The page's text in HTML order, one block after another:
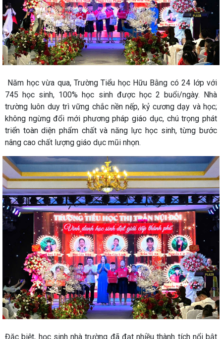
Năm học vừa qua, Trường Tiểu học Hữu Bằng có 24 lớp với
745 học sinh, 100% học sinh được học 2 buổi/ngày. Nhà
trường luôn duy trì vững chắc nền nếp, kỷ cương dạy và học;
không ngừng đổi mới phương pháp giáo dục, chú trọng phát
triển toàn diện phẩm chất và năng lực học sinh, từng bước
nâng cao chất lượng giáo dục mũi nhọn.
Đặc biệt, học sinh nhà trường đã đạt nhiều thành tích nổi bật